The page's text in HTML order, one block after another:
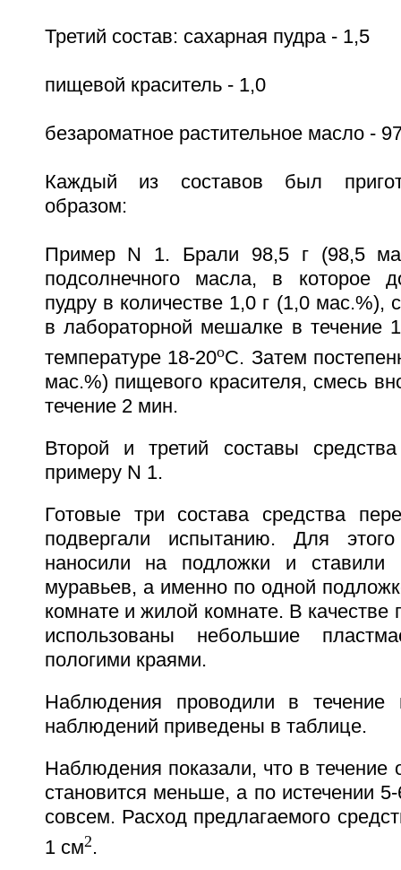
Третий состав: сахарная пудра - 1,5
пищевой краситель - 1,0
безароматное растительное масло -
Каждый из составов был
образом:
Пример N 1. Брали 98,5 г (98,5
подсолнечного масла, в которое
пудру в количестве 1,0 г (1,0 мас.%),
в лабораторной мешалке в течение
температуре 18-20oC. Затем
мас.%) пищевого красителя, смесь
течение 2 мин.
Второй и третий составы средства
примеру N 1.
Готовые три состава средства
подвергали испытанию. Для
наносили на подложки и ставили
муравьев, а именно по одной
комнате и жилой комнате. В качестве
использованы небольшие
пологими краями.
Наблюдения проводили в течение
наблюдений приведены в таблице.
Наблюдения показали, что в течение
становится меньше, а по истечении
совсем. Расход предлагаемого
1 см2.